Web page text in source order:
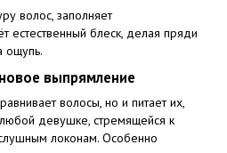
волос, заполняет
естественный блеск, делая пряди
ощупь.
выпрямление
волосы, но и питает их,
девушке, стремящейся к
локонам. Особенно